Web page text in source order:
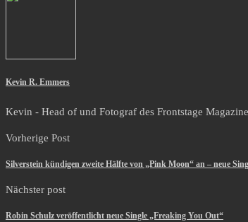
Kevin R. Emmers
Kevin - Head of und Fotograf des Frontstage
Vorherige Post
Silverstein kündigen zweite Hälfte von „Pink Moon“ an – neue
Nächster post
Robin Schulz veröffentlicht neue Single „Freaking You Out“